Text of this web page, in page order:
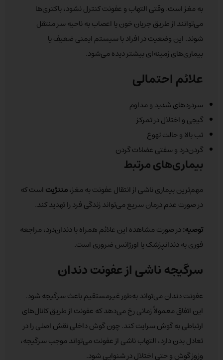
به مغز است. وقتی التهاب و عفونت کنترل نشود، باکتری‌ها
می‌توانند از طریق جریان خون یا اعصاب به ناحیه سر منتقل
شوند. این وضعیت در افراد با سیستم ایمنی ضعیف یا
بیماری‌های زمینه‌ای بیشتر دیده می‌شود.
علائم احتمالی
سردردهای شدید و مداوم
گیجی و اختلال در تمرکز
تب بالا و حالت تهوع
گردن‌درد و سفتی عضلات گردن
بیماری‌های مرتبط
مهم‌ترین بیماری ناشی از انتقال عفونت به مغز،مننژیت است که
در صورت عدم درمان سریع می‌تواند زندگی فرد را تهدید کند.
توصیه:در صورت مشاهده این علائم همراه با دندان‌درد، مراجعه
فوری به دندانپزشک یا اورژانس ضروری است.
سرگیجه ناشی از عفونت دندان
عفونت دندان می‌تواند به‌طور غیرمستقیم باعث سرگیجه شود.
این اتفاق معمولاً زمانی رخ می‌دهد که عفونت از طریق کانال‌های
ارتباطی به گوش سرایت کند. چون گوش داخلی نقش اصلی را در
تعادل بدن دارد، التهاب ناشی از عفونت می‌تواند موجب سرگیجه،
وزوز گوش و حتی اختلال در شنوایی شود.